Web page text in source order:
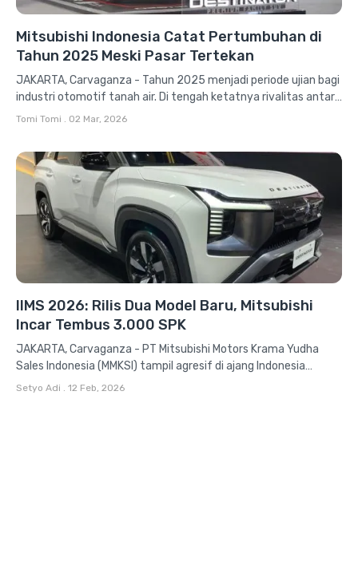
Mitsubishi Indonesia Catat Pertumbuhan di
Tahun 2025 Meski Pasar Tertekan
JAKARTA, Carvaganza - Tahun 2025 menjadi periode ujian bagi
industri otomotif tanah air. Di tengah ketatnya rivalitas antar-
merek dan perubahan...
Tomi Tomi . 02 Mar, 2026
IIMS 2026: Rilis Dua Model Baru, Mitsubishi
Incar Tembus 3.000 SPK
JAKARTA, Carvaganza - PT Mitsubishi Motors Krama Yudha
Sales Indonesia (MMKSI) tampil agresif di ajang Indonesia
International Motor Show (IIMS)...
Setyo Adi . 12 Feb, 2026